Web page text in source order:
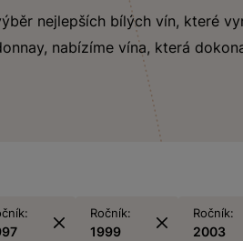
nejlepších bílých vín, které
nabízíme vína, která
Ročník:
1999
Ročník:
2003